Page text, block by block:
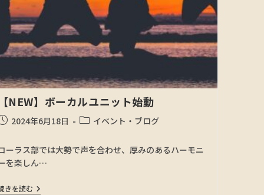
NEW】ボーカルユニット始動
2024年6月18日 イベント・ブログ
ーラス部では大勢で声を合わせ、厚みのあるハーモニ
を楽しん…
きを読む